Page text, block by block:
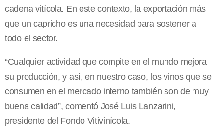
cadena vitícola. En este contexto, la exportación más
que un capricho es una necesidad para sostener a
todo el sector.
“Cualquier actividad que compite en el mundo mejora
su producción, y así, en nuestro caso, los vinos que se
consumen en el mercado interno también son de muy
buena calidad”, comentó José Luis Lanzarini,
presidente del Fondo Vitivinícola.